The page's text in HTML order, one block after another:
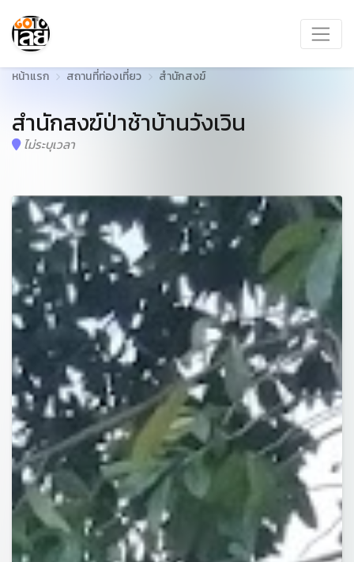
หน้าแรก สถานที่ท่องเที่ยว สำนักสงฆ์
สำนักสงฆ์ป่าช้าบ้านวังเวิน
ไม่ระบุเวลา